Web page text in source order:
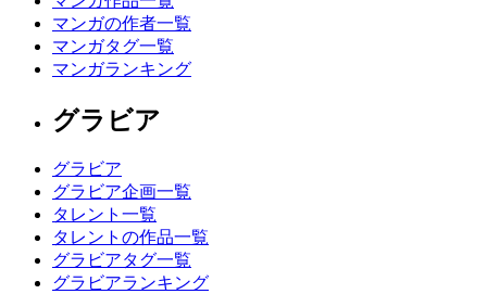
マンガの作者一覧
マンガタグ一覧
マンガランキング
グラビア
グラビア
グラビア企画一覧
タレント一覧
タレントの作品一覧
グラビアタグ一覧
グラビアランキング